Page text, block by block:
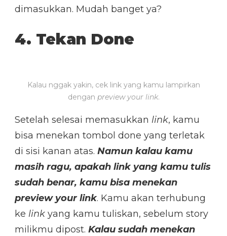
dimasukkan. Mudah banget ya?
4. Tekan Done
Kalau nggak yakin, cek link yang kamu lampirkan
dengan preview your link.
Setelah selesai memasukkan link, kamu
bisa menekan tombol done yang terletak
di sisi kanan atas. Namun kalau kamu
masih ragu, apakah link yang kamu tulis
sudah benar, kamu bisa menekan
preview your link. Kamu akan terhubung
ke link yang kamu tuliskan, sebelum story
milikmu dipost. Kalau sudah menekan